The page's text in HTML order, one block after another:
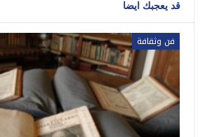
قد يعجبك ايضا
فن وثقافة